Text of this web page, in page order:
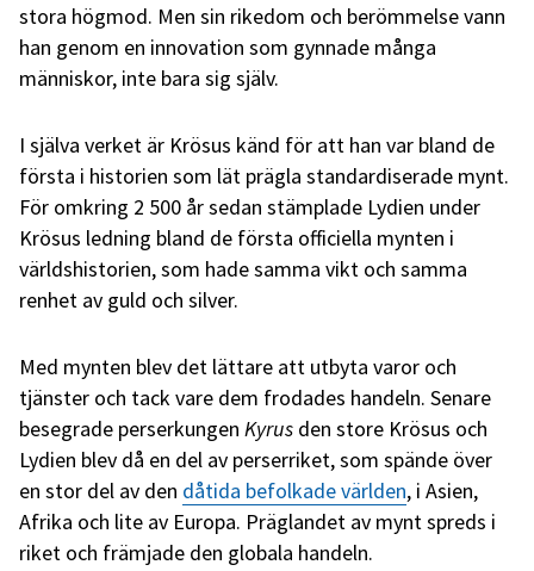
stora högmod. Men sin rikedom och berömmelse vann
han genom en innovation som gynnade många
människor, inte bara sig själv.
I själva verket är Krösus känd för att han var bland de
första i historien som lät prägla standardiserade mynt.
För omkring 2 500 år sedan stämplade Lydien under
Krösus ledning bland de första officiella mynten i
världshistorien, som hade samma vikt och samma
renhet av guld och silver.
Med mynten blev det lättare att utbyta varor och
tjänster och tack vare dem frodades handeln. Senare
besegrade perserkungen Kyrus den store Krösus och
Lydien blev då en del av perserriket, som spände över
en stor del av den dåtida befolkade världen, i Asien,
Afrika och lite av Europa. Präglandet av mynt spreds i
riket och främjade den globala handeln.